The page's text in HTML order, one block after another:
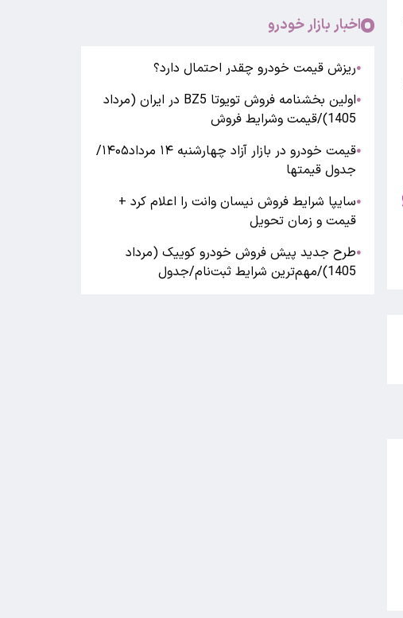
اخبار بازار خودرو
●ریزش قیمت خودرو چقدر احتمال دارد؟
●
اولین بخشنامه فروش تویوتا BZ5 در ایران (مرداد
1405)/قیمت وشرایط فروش
●
قیمت خودرو در بازار آزاد چهارشنبه ۱۴ مرداد۱۴۰۵/
جدول قیمتها
●سایپا شرایط فروش نیسان وانت را اعلام کرد +
قیمت و زمان تحویل
●طرح جدید پیش فروش خودرو کوییک (مرداد
1405)/مهم‌ترین شرایط ثبت‌نام/جدول